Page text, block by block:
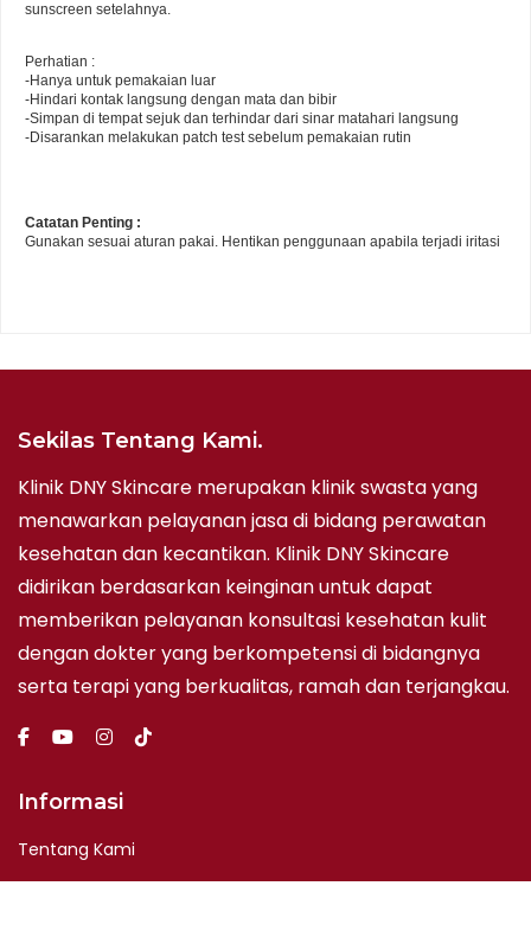
sunscreen setelahnya.
Perhatian :
-Hanya untuk pemakaian luar
-Hindari kontak langsung dengan mata dan bibir
-Simpan di tempat sejuk dan terhindar dari sinar matahari langsung
-Disarankan melakukan patch test sebelum pemakaian rutin
Catatan Penting :
Gunakan sesuai aturan pakai. Hentikan penggunaan apabila terjadi iritasi
Sekilas Tentang Kami.
Klinik DNY Skincare merupakan klinik swasta yang
menawarkan pelayanan jasa di bidang perawatan
kesehatan dan kecantikan. Klinik DNY Skincare
didirikan berdasarkan keinginan untuk dapat
memberikan pelayanan konsultasi kesehatan kulit
dengan dokter yang berkompetensi di bidangnya
serta terapi yang berkualitas, ramah dan terjangkau.
Informasi
Tentang Kami